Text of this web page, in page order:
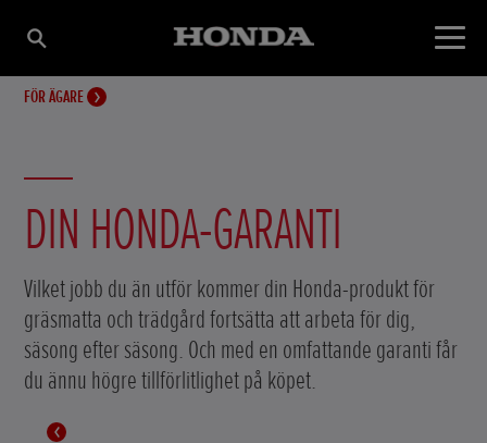
FÖR ÄGARE
DIN HONDA-GARANTI
Vilket jobb du än utför kommer din Honda-produkt för
gräsmatta och trädgård fortsätta att arbeta för dig,
säsong efter säsong. Och med en omfattande garanti får
du ännu högre tillförlitlighet på köpet.